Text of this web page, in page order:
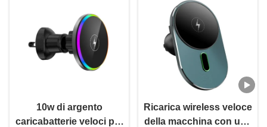
10w di argento
caricabatterie veloci per
Ricarica wireless veloce
della macchina con una